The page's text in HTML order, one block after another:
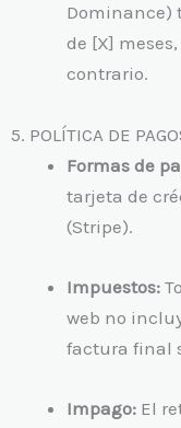
Dominance)
de [X]
contrario.
5. POLÍTICA DE
Formas de
tarjeta de
(Stripe).
Impuestos:
web no
factura final
Impago: El